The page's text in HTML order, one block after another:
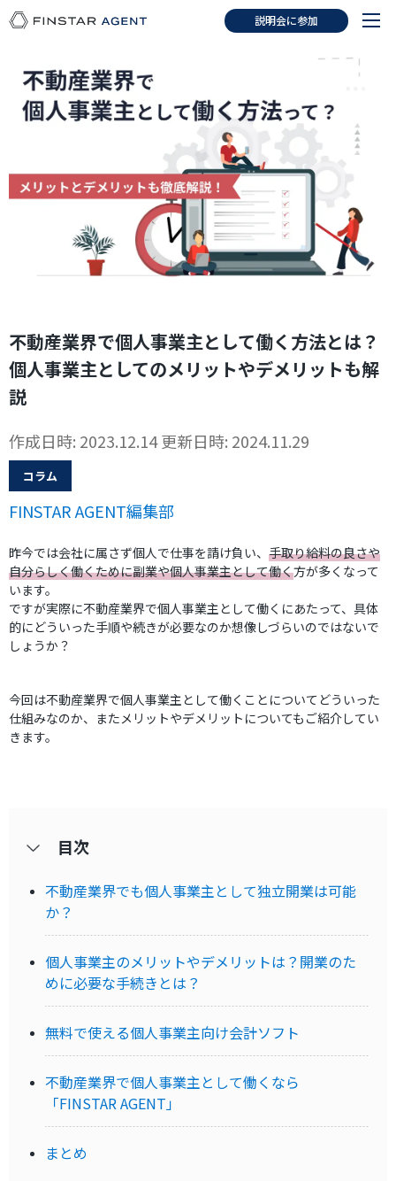
説明会に参加
不動産業界で個人事業主として働く方法とは？
個人事業主としてのメリットやデメリットも解
説
作成日時: 2023.12.14更新日時: 2024.11.29
コラム
FINSTAR AGENT編集部
昨今では会社に属さず個人で仕事を請け負い、 手取り給料の良さや
自分らしく働くために副業や個人事業主として働く方が多くなって
います。
ですが実際に不動産業界で個人事業主として働くにあたって、具体
的にどういった手順や続きが必要なのか想像しづらいのではないで
しょうか？
今回は不動産業界で個人事業主として働くことについてどういった
仕組みなのか、またメリットやデメリットについてもご紹介してい
きます。
目次
不動産業界でも個人事業主として独立開業は可能
か？
個人事業主のメリットやデメリットは？開業のた
めに必要な手続きとは？
無料で使える個人事業主向け会計ソフト
不動産業界で個人事業主として働くなら
「FINSTAR AGENT」
まとめ